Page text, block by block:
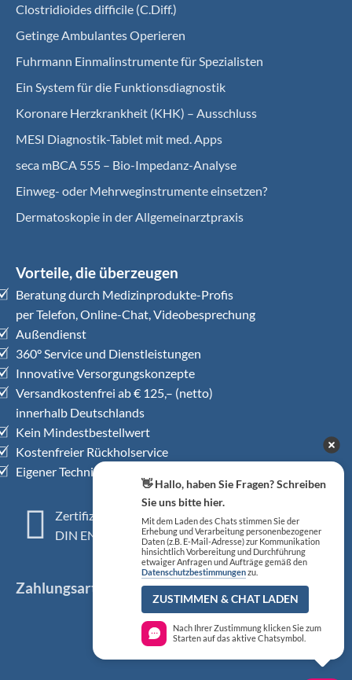
Clostridioides difficile (C.Diff.)
Getinge Ambulantes Operieren
Fuhrmann Einmalinstrumente für Spezialisten
Ein System für die Funktionsdiagnostik
Koro­nare Herz­krank­heit (KHK) – Ausschluss
MESI Diagnostik-Tablet mit med. Apps
seca mBCA 555 – Bio-Impedanz-Analyse
Einweg- oder Mehrweginstrumente einsetzen?
Dermatoskopie in der Allgemeinarztpraxis
Vorteile, die überzeugen
Beratung durch Medizinprodukte-Profis
per Telefon, Online-Chat, Videobesprechung
Außendienst
360° Service und Dienstleistungen
Innovative Versorgungskonzepte
Versandkostenfrei ab € 125,– (netto)
innerhalb Deutschlands
Kein Mindestbestellwert
Kostenfreier Rückholservice
Eigener Technischer Kundendienst
Zertifiziertes QM-System
DIN EN ISO 13485
Zahlungsarten
👋 Hallo, haben Sie Fragen? Schreiben
Sie uns bitte hier.
Mit dem Laden des Chats stimmen Sie der
Erhebung und Verarbeitung personenbezogener
Daten (z.B. E-Mail-Adresse) zur Kommunikation
hinsichtlich Vorbereitung und Durchführung
etwaiger Anfragen und Aufträge gemäß den
Datenschutzbestimmungenzu.
ZUSTIMMEN & CHAT LADEN
Nach Ihrer Zustimmung klicken Sie zum
Starten auf das aktive Chatsymbol.